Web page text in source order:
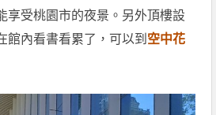
享受桃園市的夜景。另外頂樓設
館內看書看累了，可以到 空中花